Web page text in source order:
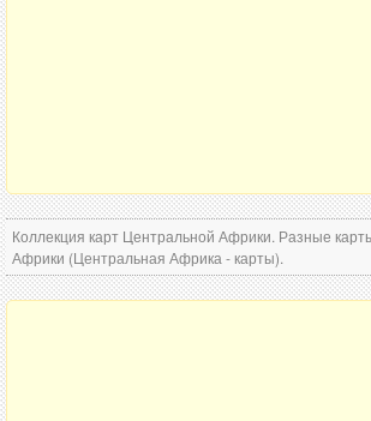
Коллекция карт Центральной Африки. Разные
Африки (Центральная Африка - карты).